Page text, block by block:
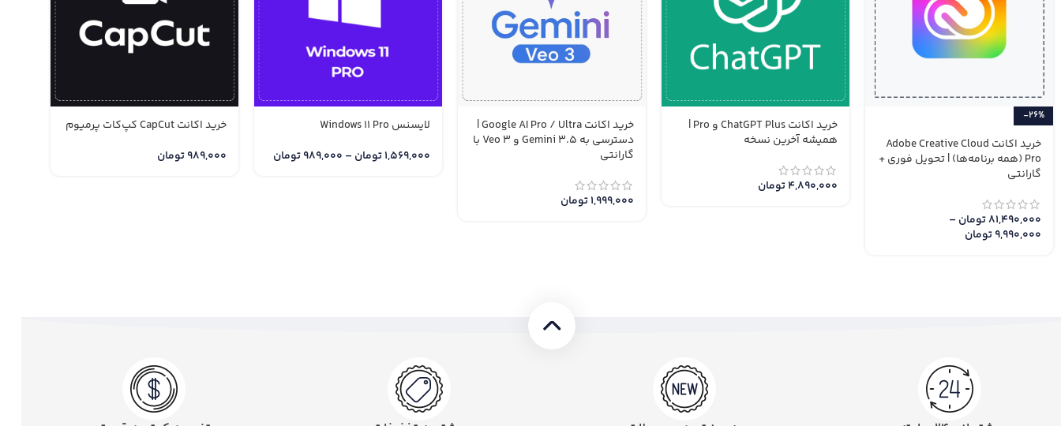
-26%
خرید اکانت Adobe Creative Cloud
Pro (همه برنامه‌ها) | تحویل فوری +
گارانتی
81,490,000تومان –
9,990,000تومان
خرید اکانت ChatGPT Plus و Pro |
همیشه آخرین نسخه
4,890,000تومان
خرید اکانت Google AI Pro / Ultra |
دسترسی به Gemini 3.5 و Veo 3 با
گارانتی
1,999,000تومان
لایسنس Windows 11 Pro
1,569,000تومان –
989,000تومان
خرید اکانت CapCut کپ‌کات پرمیوم
989,000تومان